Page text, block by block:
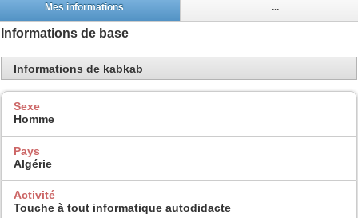
Mes informations ...
Informations de base
Informations de kabkab
Sexe
Homme
Pays
Algérie
Activité
Touche à tout informatique autodidacte